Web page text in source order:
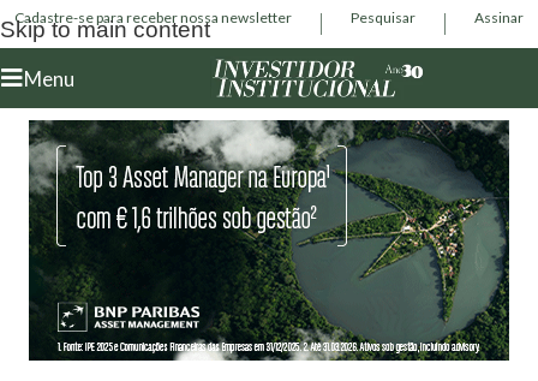
Skip to main content
Cadastre-se para receber nossa newsletter Pesquisar Assinar
Menu